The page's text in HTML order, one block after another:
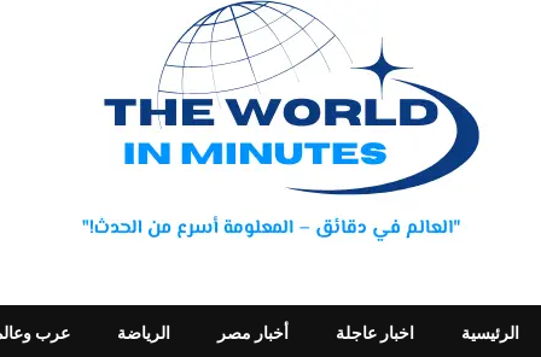
الرئيسية اخبار عاجلة أخبار مصر الرياضة عرب